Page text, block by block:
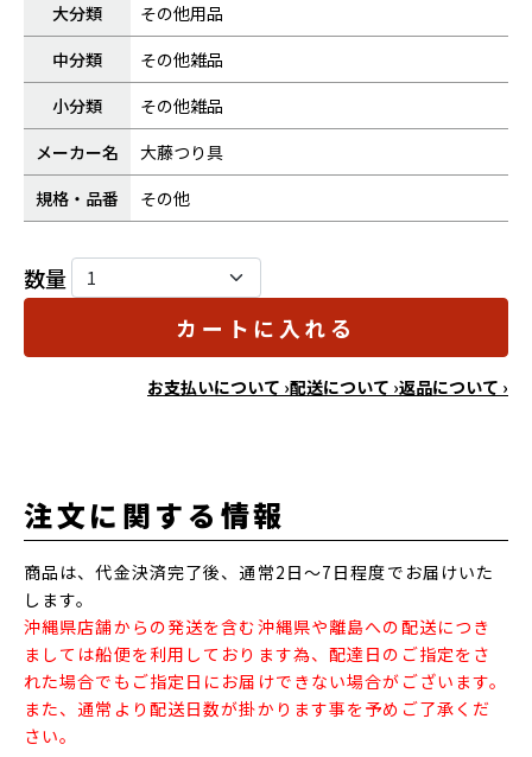
大分類
その他用品
中分類
その他雑品
小分類
その他雑品
メーカー名
大藤つり具
規格・品番
その他
数量
カートに入れる
お支払いについて ›配送について ›返品について ›
注文に関する情報
商品は、代金決済完了後、通常2日～7日程度でお届けいた
します。
沖縄県店舗からの発送を含む沖縄県や離島への配送につき
ましては船便を利用しております為、配達日のご指定をさ
れた場合でもご指定日にお届けできない場合がございます。
また、通常より配送日数が掛かります事を予めご了承くだ
さい。